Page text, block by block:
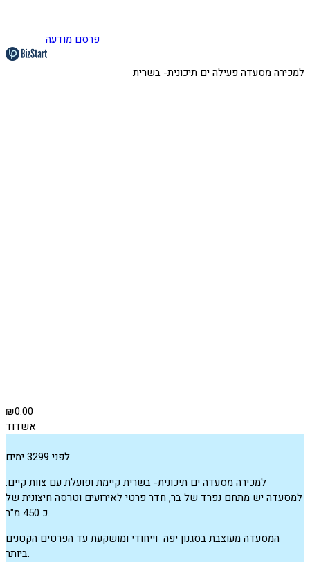
פרסם מודעה
למכירה מסעדה פעילה ים תיכונית- בשרית
₪0.00
אשדוד
לפני 3299 ימים
למכירה מסעדה ים תיכונית- בשרית קיימת ופועלת עם צוות קיים.
למסעדה יש מתחם נפרד של בר, חדר פרטי לאירועים וטרסה חיצונית של
כ 450 מ"ר.
המסעדה מעוצבת בסגנון יפה וייחודי ומושקעת עד הפרטים הקטנים
ביותר.